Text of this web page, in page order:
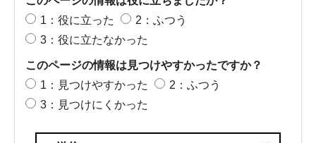
1：役に立った
2：ふつう
3：役に立たなかった
このページの情報は見つけやすかったですか？
1：見つけやすかった
2：ふつう
3：見つけにくかった